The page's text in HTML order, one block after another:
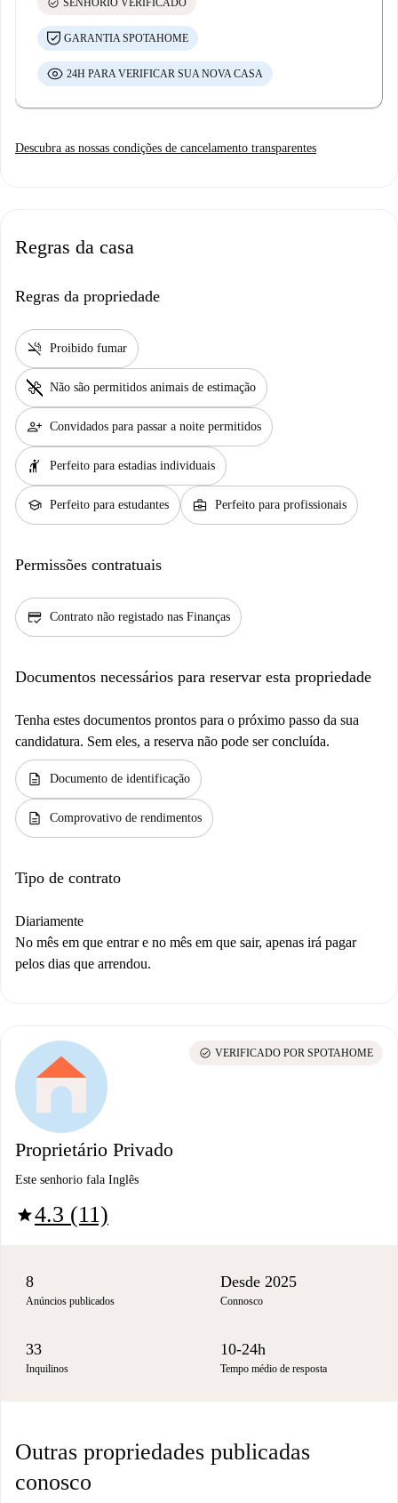
GARANTIA SPOTAHOME
24H PARA VERIFICAR SUA NOVA CASA
Descubra as nossas condições de cancelamento transparentes
Regras da casa
Regras da propriedade
smoke_free Proibido fumar
pet_supplies Não são permitidos animais de estimação
person_add Convidados para passar a noite permitidos
hail Perfeito para estadias individuais
school Perfeito para estudantes business_center Perfeito para profissionais
Permissões contratuais
credit_score Contrato não registado nas Finanças
Documentos necessários para reservar esta propriedade
Tenha estes documentos prontos para o próximo passo da sua
candidatura. Sem eles, a reserva não pode ser concluída.
description Documento de identificação
description Comprovativo de rendimentos
Tipo de contrato
Diariamente
No mês em que entrar e no mês em que sair, apenas irá pagar
pelos dias que arrendou.
Proprietário Privado
Este senhorio fala Inglês
star4.3 (11)
check_circle VERIFICADO POR SPOTAHOME
8
Anúncios publicados
Desde 2025
Connosco
33
Inquilinos
10-24h
Tempo médio de resposta
Outras propriedades publicadas
conosco